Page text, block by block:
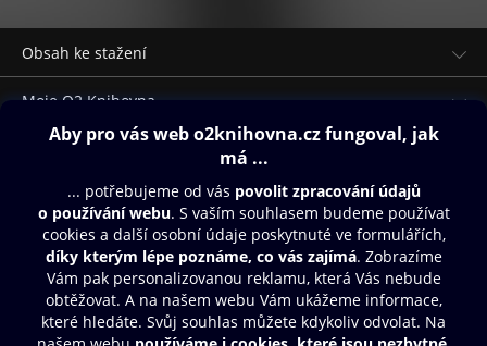
Obsah ke stažení
Moje O2 Knihovna
Další zábava
© O2 Czech Republic a.s.
Nákupní řád
Přístupnost
Zásady zpracování osobních údajů